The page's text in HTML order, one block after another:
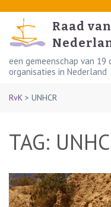
content
(Press
Enter)
Raad
een gemeenschap van
organisaties in Nederland
RvK > UNHCR
TAG: